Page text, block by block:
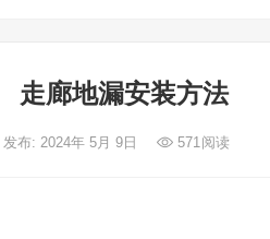
走廊地漏安装方法
发布: 2024年 5月 9日 571阅读